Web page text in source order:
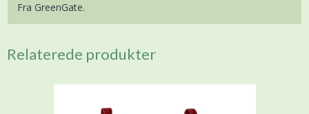
Fra GreenGate.
Relaterede produkter